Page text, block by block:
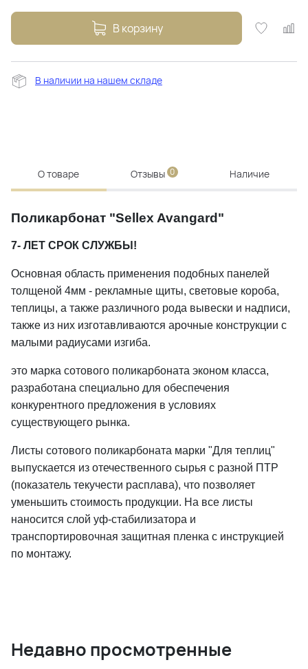
В корзину
В наличии на нашем складе
О товаре Отзывы 0 Наличие
Поликарбонат "Sellex Avangard"
7- ЛЕТ СРОК СЛУЖБЫ!
Основная область применения подобных панелей
толщеной 4мм - рекламные щиты, световые короба,
теплицы, а также различного рода вывески и надписи,
также из них изготавливаются арочные конструкции с
малыми радиусами изгиба.
это марка сотового поликарбоната эконом класса,
разработана специально для обеспечения
конкурентного предложения в условиях
существующего рынка.
Листы сотового поликарбоната марки "Для теплиц"
выпускается из отечественного сырья с разной ПТР
(показатель текучести расплава), что позволяет
уменьшить стоимость продукции. На все листы
наносится слой уф-стабилизатора и
транспортировочная защитная пленка с инструкцией
по монтажу.
Недавно просмотренные